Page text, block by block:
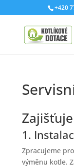
+420
1.
Zpracujeme
výměnu kotle.